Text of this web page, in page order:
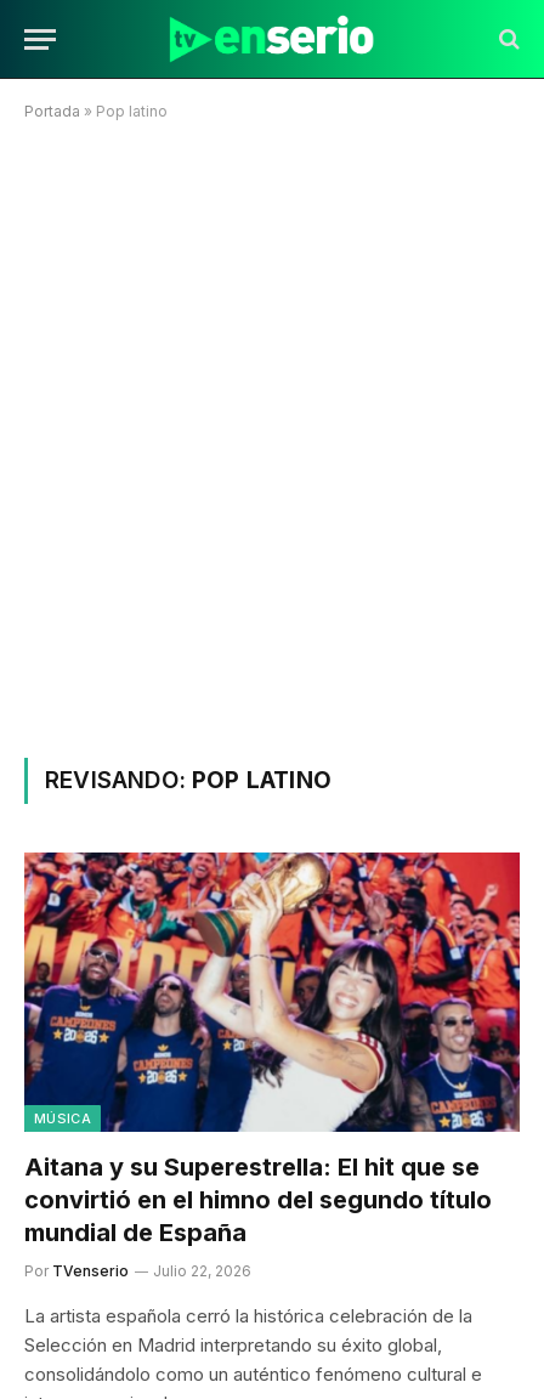
Portada » Pop latino
REVISANDO: POP LATINO
MÚSICA
Aitana y su Superestrella: El hit que se
convirtió en el himno del segundo título
mundial de España
Por TVenserio Julio 22, 2026
La artista española cerró la histórica celebración de la
Selección en Madrid interpretando su éxito global,
consolidándolo como un auténtico fenómeno cultural e